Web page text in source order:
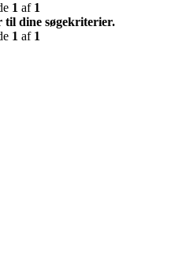
1 af 1
til dine søgekriterier.
1 af 1